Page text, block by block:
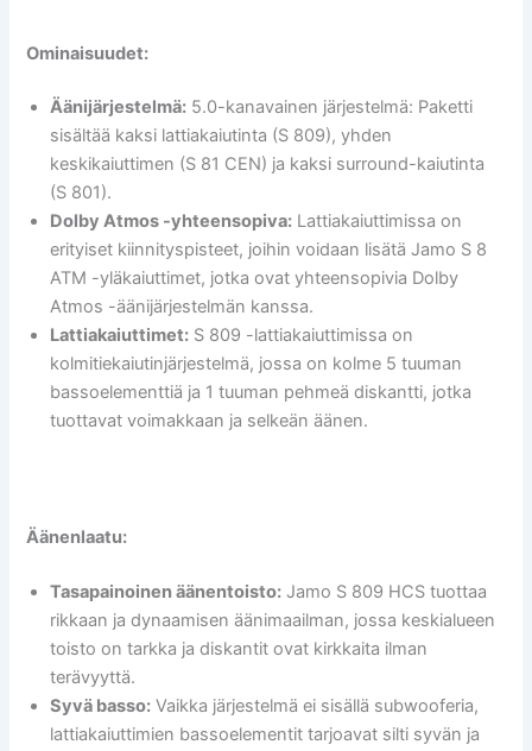
Ominaisuudet:
Äänijärjestelmä: 5.0-kanavainen järjestelmä: Paketti
sisältää kaksi lattiakaiutinta (S 809), yhden
keskikaiuttimen (S 81 CEN) ja kaksi surround-kaiutinta
(S 801).
Dolby Atmos -yhteensopiva: Lattiakaiuttimissa on
erityiset kiinnityspisteet, joihin voidaan lisätä Jamo S 8
ATM -yläkaiuttimet, jotka ovat yhteensopivia Dolby
Atmos -äänijärjestelmän kanssa.
Lattiakaiuttimet: S 809 -lattiakaiuttimissa on
kolmitiekaiutinjärjestelmä, jossa on kolme 5 tuuman
bassoelementtiä ja 1 tuuman pehmeä diskantti, jotka
tuottavat voimakkaan ja selkeän äänen.
Äänenlaatu:
Tasapainoinen äänentoisto: Jamo S 809 HCS tuottaa
rikkaan ja dynaamisen äänimaailman, jossa keskialueen
toisto on tarkka ja diskantit ovat kirkkaita ilman
terävyyttä.
Syvä basso: Vaikka järjestelmä ei sisällä subwooferia,
lattiakaiuttimien bassoelementit tarjoavat silti syvän ja